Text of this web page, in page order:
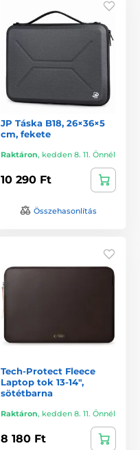
JP Táska B18, 26×36×5
cm, fekete
Raktáron, kedden 8. 11. Önnél
10 290 Ft
Összehasonlítás
Tech-Protect Fleece
Laptop tok 13-14",
sötétbarna
Raktáron, kedden 8. 11. Önnél
8 180 Ft